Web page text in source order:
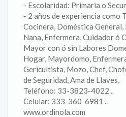
- Escolaridad: Primaria o
- 2 años de experiencia como
Cocinera, Doméstica General,
Nana, Enfermera, Cuidador ó
Mayor con ó sin Labores
Hogar, Mayordomo,
Gericultista, Mozo, Chef,
de Seguridad, Ama de Llaves,
Teléfono: 33-3823-4022 ..
Celular: 333-360-6981 ..
www.ordinola.com